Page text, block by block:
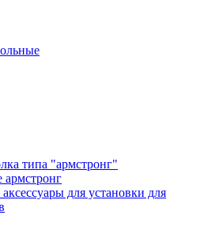
типа "армстронг"
армстронг
для установки для